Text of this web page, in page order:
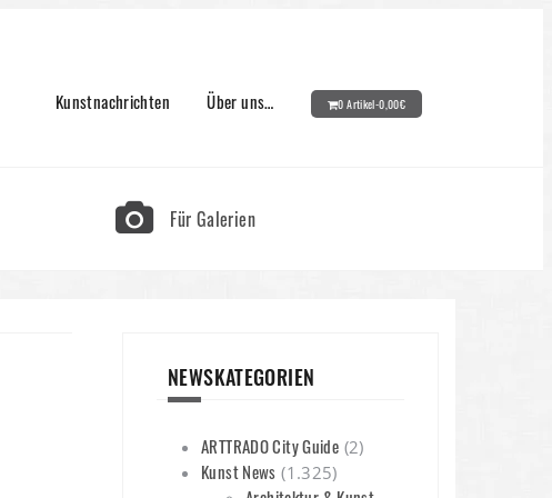
Kunstnachrichten Über uns… 0 Artikel-0,00€
Für Galerien
NEWSKATEGORIEN
ARTTRADO City Guide (2)
Kunst News (1.325)